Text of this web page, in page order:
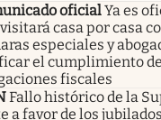
oficialYa es
visitará casa por casa
especiales y
el cumplimiento
fiscales
Fallo histórico de la
a favor de los